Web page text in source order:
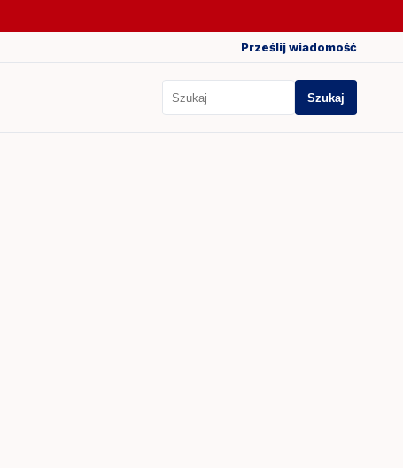
Prześlij wiadomość
Szukaj
Szukaj